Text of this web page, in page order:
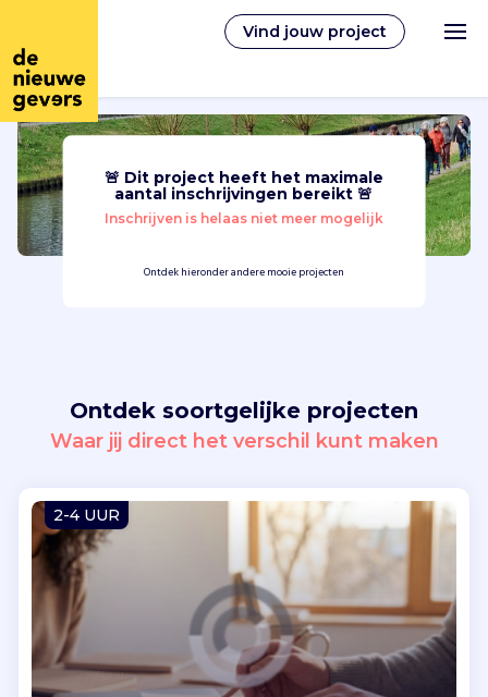
Vind jouw project
Nederlands
Vrijwilligerswerk
Vind jouw project
Inloggen
🚨 Dit project heeft het maximale
aantal inschrijvingen bereikt 🚨
Inschrijven is helaas niet meer mogelijk
Ontdek hieronder andere mooie projecten
Ontdek soortgelijke projecten
Waar jij direct het verschil kunt maken
2-4 UUR